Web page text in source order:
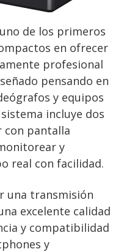
de los primeros
en ofrecer
profesional
pensando en
y equipos
incluye dos
con pantalla
y
real con facilidad.
una transmisión
excelente calidad
y compatibilidad
y